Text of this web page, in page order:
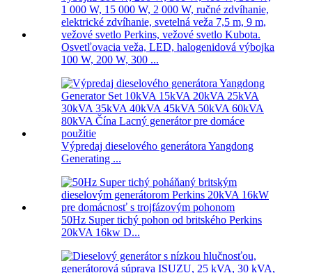
Osvetľovacia veža, LED, halogenidová výbojka
100 W, 200 W, 300 ...
Výpredaj dieselového generátora Yangdong
Generating ...
50Hz Super tichý pohon od britského Perkins
20kVA 16kw D...